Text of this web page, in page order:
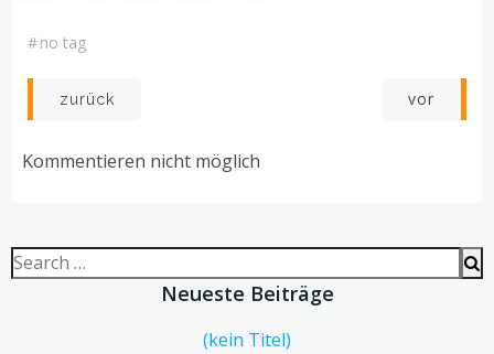
#no tag
Post
navigation
zurück
navigation
vor
Kommentieren nicht möglich
Search
for:
Neueste Beiträge
(kein Titel)